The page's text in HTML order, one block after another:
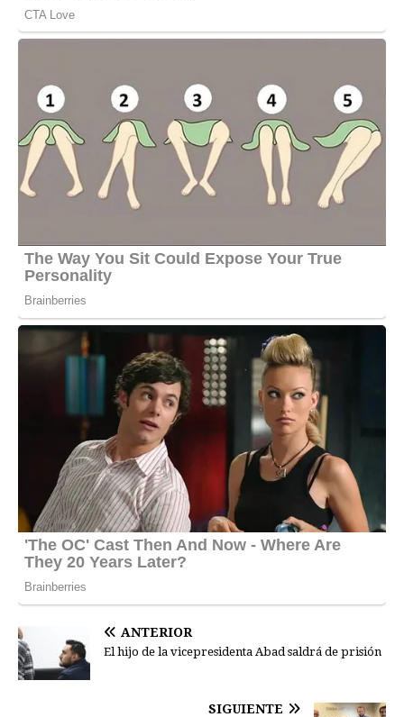
ANTERIOR
El hijo de la vicepresidenta Abad saldrá de prisión
SIGUIENTE